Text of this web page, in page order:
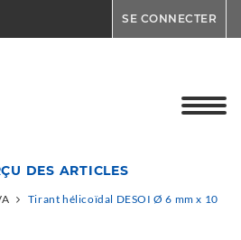
SE CONNECTER
DES ARTICLES
Tirant hélicoïdal DESOI Ø 6 mm x 10